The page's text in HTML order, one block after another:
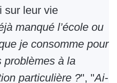
sur leur vie
manqué l’école ou
je consomme pour
problèmes à la
particulière ?", "Ai-